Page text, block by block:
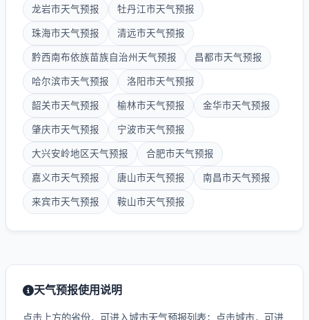
龙岩市天气预报 牡丹江市天气预报
珠海市天气预报 清远市天气预报
黔西南布依族苗族自治州天气预报 昌都市天气预报
哈尔滨市天气预报 洛阳市天气预报
韶关市天气预报 榆林市天气预报 金华市天气预报
肇庆市天气预报 宁波市天气预报
大兴安岭地区天气预报 合肥市天气预报
嘉义市天气预报 唐山市天气预报 南昌市天气预报
来宾市天气预报 鞍山市天气预报
天气预报使用说明
点击上方的省份，可进入城市天气预报列表；点击城市，可进